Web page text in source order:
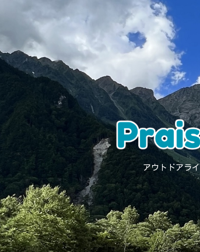
アウトドアラ